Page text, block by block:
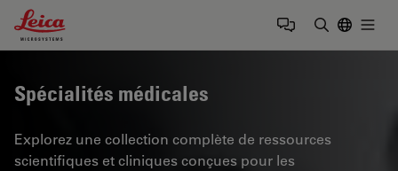
Leica Microsystems Logo
Spécialités médicales
Explorez une collection complète de ressources
scientifiques et cliniques conçues pour les